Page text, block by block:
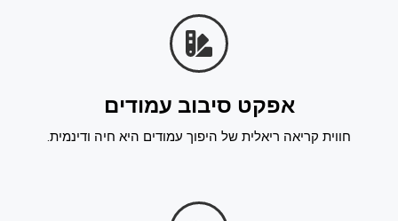
אפקט סיבוב עמודים
חווית קריאה ריאלית של היפוך עמודים היא חיה ודינמית.